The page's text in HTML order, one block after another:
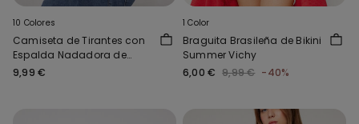
10 Colores
Camiseta de Tirantes con
Espalda Nadadora de
Canalé de Algodón
9,99 €
1 Color
Braguita Brasileña de Bikini
Summer Vichy
6,00 € 9,99 € -40%